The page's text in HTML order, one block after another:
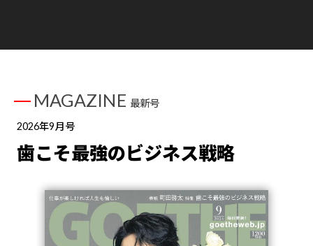
MAGAZINE 最新号
2026年9月号
歯こそ最強のビジネス戦略